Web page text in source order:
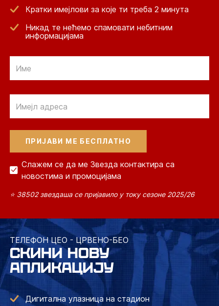
Кратки имејлови за које ти треба 2 минута
Никад те нећемо спамовати небитним
информацијама
Слажем се да ме Звезда контактира са
новостима и промоцијама
⭐ 38502 звездаша се пријавило у току сезоне 2025/26
ТЕЛЕФОН ЦЕО - ЦРВЕНО-БЕО
СКИНИ НОВУ
АПЛИКАЦИЈУ
Дигитална улазница на стадион